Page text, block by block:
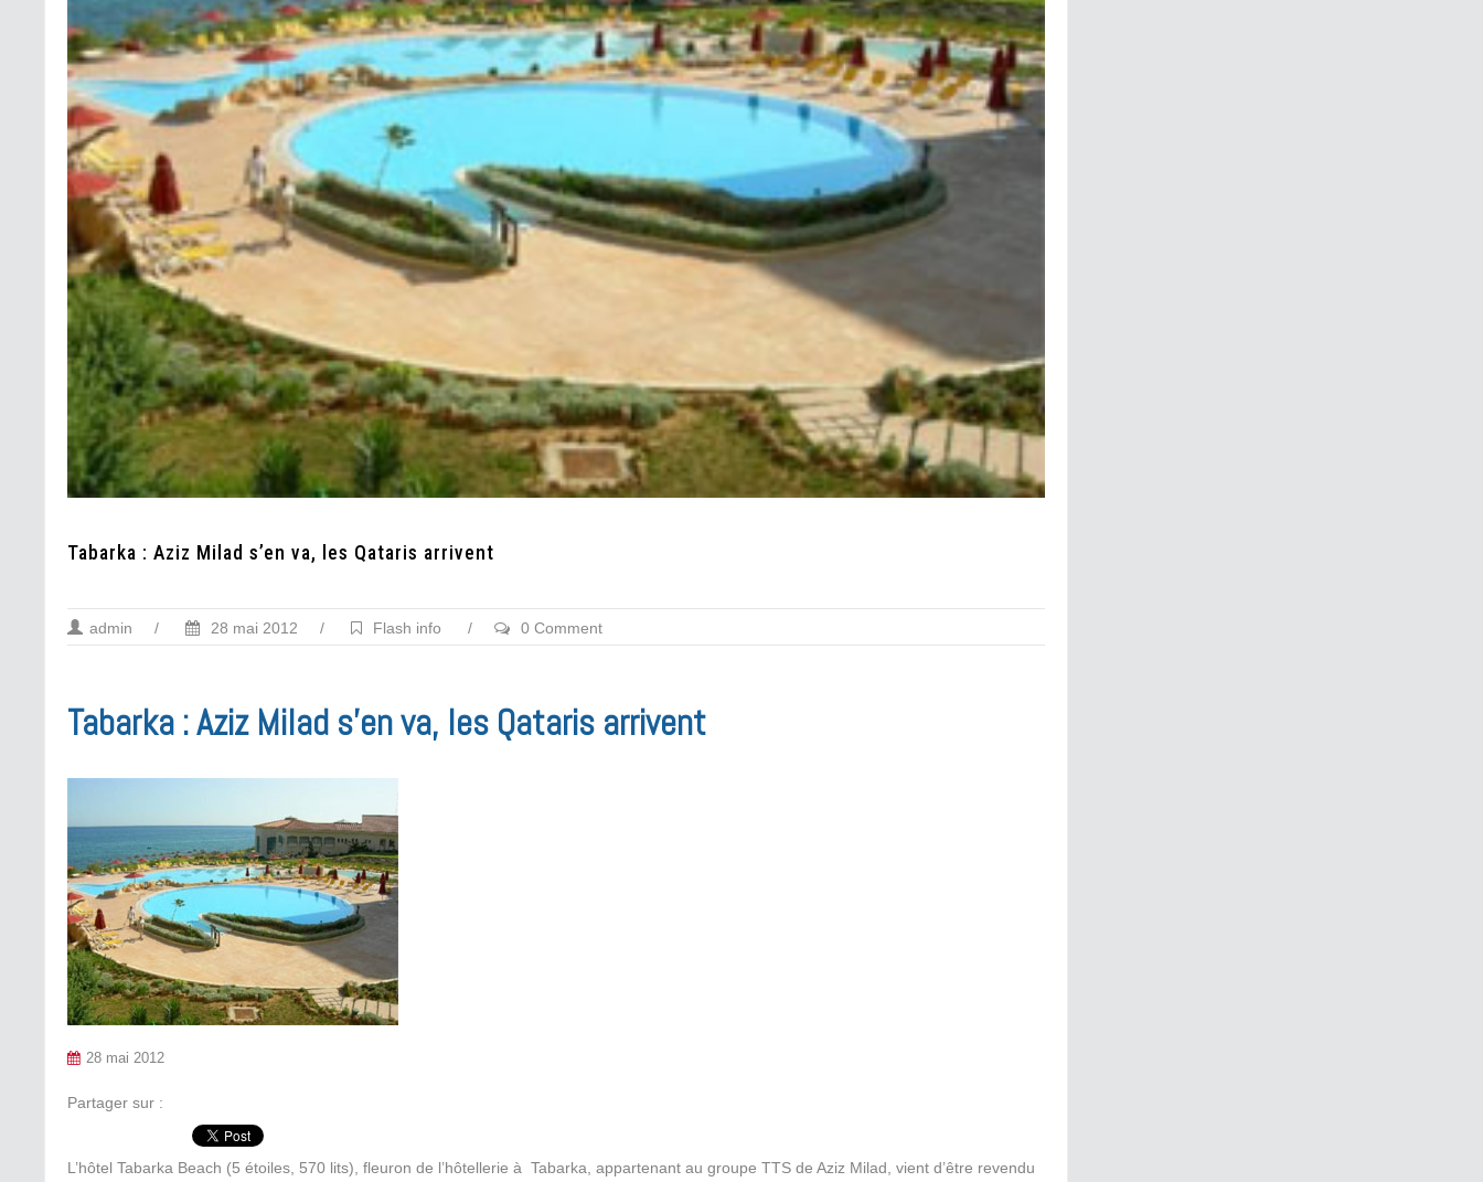
Tabarka : Aziz Milad s’en va, les Qataris arrivent
admin / 28 mai 2012 / Flash info / 0 Comment
Tabarka : Aziz Milad s’en va, les Qataris arrivent
28 mai 2012
Partager sur :
L’hôtel Tabarka Beach (5 étoiles, 570 lits), fleuron de l’hôtellerie à Tabarka, appartenant au groupe TTS de Aziz Milad, vient d’être revendu